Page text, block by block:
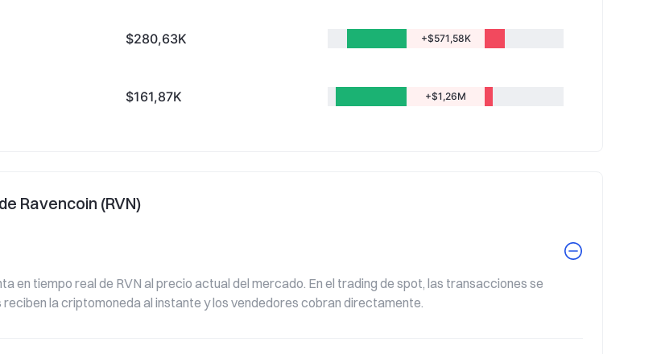
$280,63K +$571,58K
$161,87K +$1,26M
Ravencoin (RVN)
en tiempo real de RVN al precio actual del mercado. En el trading de spot, las transacciones se
la criptomoneda al instante y los vendedores cobran directamente.